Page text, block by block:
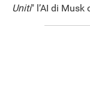
Uniti" l’AI di